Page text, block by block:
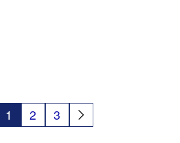
1 2 3